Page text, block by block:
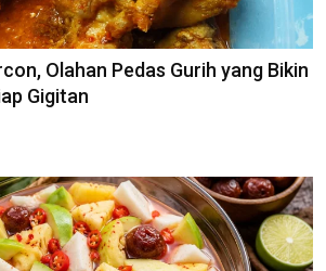
Olahan Pedas Gurih yang Bikin
Gigitan